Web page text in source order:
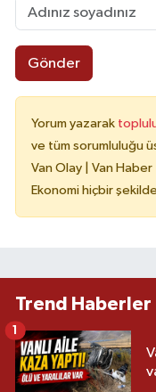
Gönder
Yorum yazarak
ve tüm sorumluluğu
Van Olay | Van Haber
Ekonomi hiçbir
Trend Haberler
1